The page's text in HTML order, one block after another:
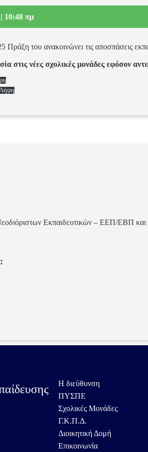
10:48 πμ
του ανακοινώνει τις αποσπάσεις
στις νέες σχολικές μονάδες εφόσον
Εκπαιδευτικών – ΕΕΠ/ΕΒΠ και
Η διεύθυνση
ΠΥΣΠΕ
Σχολικές Μονάδες
Γ.Κ.Π.Δ.
Διοικητική Δομή
Επικοινωνία